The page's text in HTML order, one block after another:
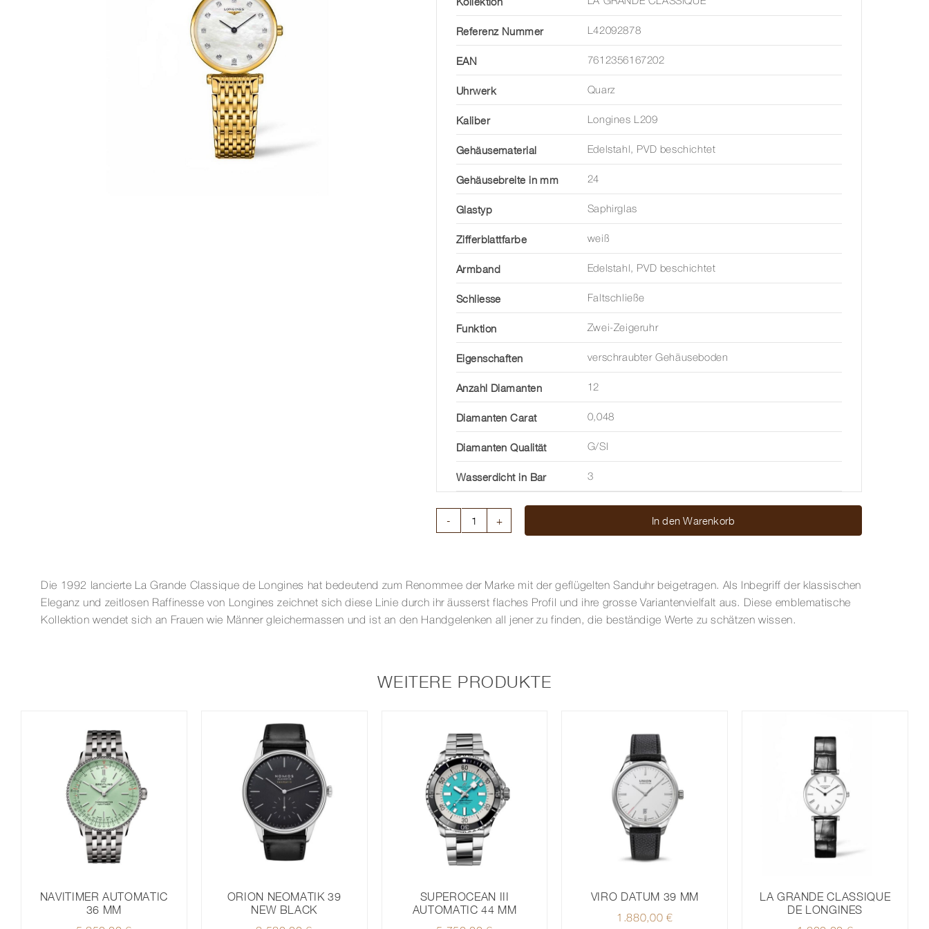
Referenz Nummer L42092878
EAN 7612356167202
Uhrwerk Quarz
Kaliber Longines L209
Gehäusematerial Edelstahl, PVD beschichtet
Gehäusebreite in mm 24
Glastyp Saphirglas
Zifferblattfarbe weiß
Armband Edelstahl, PVD beschichtet
Schliesse Faltschließe
Funktion Zwei-Zeigeruhr
Eigenschaften verschraubter Gehäuseboden
Anzahl Diamanten 12
Diamanten Carat 0,048
Diamanten Qualität G/SI
Wasserdicht in Bar 3
DE
In den Warenkorb
Die 1992 lancierte La Grande Classique de Longines hat bedeutend zum Renommee der Marke mit der geflügelten Sanduhr beigetragen. Als Inbegriff der klassischen
Eleganz und zeitlosen Raffinesse von Longines zeichnet sich diese Linie durch ihr äusserst flaches Profil und ihre grosse Variantenvielfalt aus. Diese emblematische
Kollektion wendet sich an Frauen wie Männer gleichermassen und ist an den Handgelenken all jener zu finden, die beständige Werte zu schätzen wissen.
WEITERE PRODUKTE
NAVITIMER AUTOMATIC
36 MM
ORION NEOMATIK 39
NEW BLACK
SUPEROCEAN III
AUTOMATIC 44 MM
VIRO DATUM 39 MM
1.880,00 €
LA GRANDE CLASSIQUE
DE LONGINES